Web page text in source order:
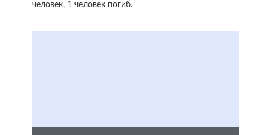
человек, 1 человек погиб.